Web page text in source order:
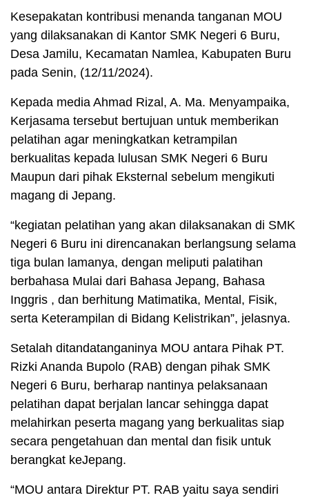
Kesepakatan kontribusi menanda tanganan MOU
yang dilaksanakan di Kantor SMK Negeri 6 Buru,
Desa Jamilu, Kecamatan Namlea, Kabupaten Buru
pada Senin, (12/11/2024).
Kepada media Ahmad Rizal, A. Ma. Menyampaika,
Kerjasama tersebut bertujuan untuk memberikan
pelatihan agar meningkatkan ketrampilan
berkualitas kepada lulusan SMK Negeri 6 Buru
Maupun dari pihak Eksternal sebelum mengikuti
magang di Jepang.
“kegiatan pelatihan yang akan dilaksanakan di SMK
Negeri 6 Buru ini direncanakan berlangsung selama
tiga bulan lamanya, dengan meliputi palatihan
berbahasa Mulai dari Bahasa Jepang, Bahasa
Inggris , dan berhitung Matimatika, Mental, Fisik,
serta Keterampilan di Bidang Kelistrikan”, jelasnya.
Setalah ditandatanganinya MOU antara Pihak PT.
Rizki Ananda Bupolo (RAB) dengan pihak SMK
Negeri 6 Buru, berharap nantinya pelaksanaan
pelatihan dapat berjalan lancar sehingga dapat
melahirkan peserta magang yang berkualitas siap
secara pengetahuan dan mental dan fisik untuk
berangkat keJepang.
“MOU antara Direktur PT. RAB yaitu saya sendiri